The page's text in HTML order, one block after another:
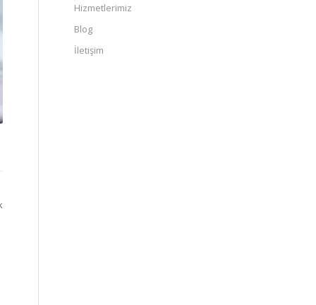
Hizmetlerimiz
Blog
İletişim